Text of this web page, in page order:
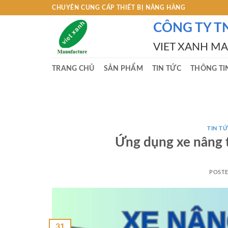
CHUYÊN CUNG CẤP THIẾT BỊ NÂNG HÀNG
CÔNG TY
VIET XANH
TRANG CHỦ SẢN PHẨM TIN TỨC THÔNG
TIN
Ứng dụng xe
31